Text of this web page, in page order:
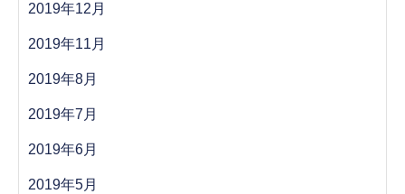
2019年12月
2019年11月
2019年8月
2019年7月
2019年6月
2019年5月